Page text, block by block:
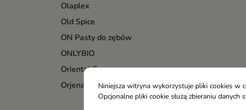
Olaplex
Old Spice
ON Pasty do zębów
ONLYBIO
Oriental Essence
Orjena
Niniejsza witryna wykorzystuje pliki cookies w
Opcjonalne pliki cookie służą zbieraniu